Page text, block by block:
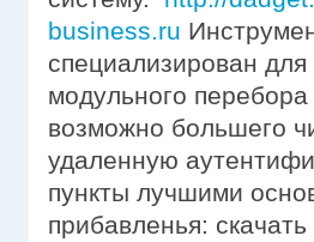
business.ru
специализирован
модульного
возможно большего
удаленную
пункты лучшими
прибавленья: